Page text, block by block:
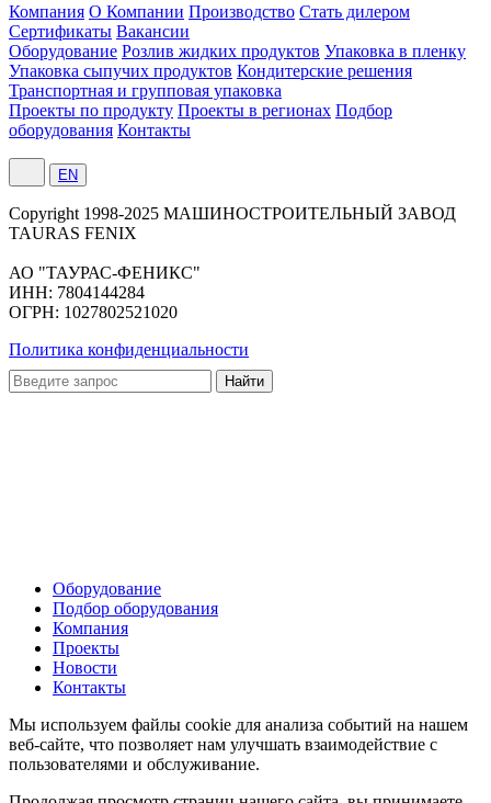
Компания О Компании Производство Стать дилером
Сертификаты Вакансии
Оборудование Розлив жидких продуктов Упаковка в пленку
Упаковка сыпучих продуктов Кондитерские решения
Транспортная и групповая упаковка
Проекты по продукту Проекты в регионах Подбор
оборудования Контакты
EN
Сopyright 1998-2025 МАШИНОСТРОИТЕЛЬНЫЙ ЗАВОД
TAURAS FENIX
АО "ТАУРАС-ФЕНИКС"
ИНН: 7804144284
ОГРН: 1027802521020
Политика конфиденциальности
Оборудование
Подбор оборудования
Компания
Проекты
Новости
Контакты
Мы используем файлы cookie для анализа событий на нашем
веб-сайте, что позволяет нам улучшать взаимодействие с
пользователями и обслуживание.